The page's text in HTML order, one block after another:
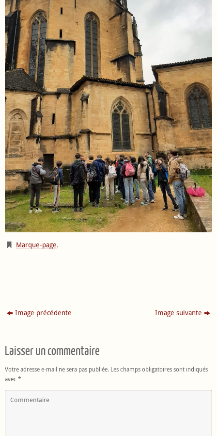
Marque-page.
Image précédente Image suivante
Laisser un commentaire
Votre adresse e-mail ne sera pas publiée. Les champs obligatoires sont indiqués
avec *